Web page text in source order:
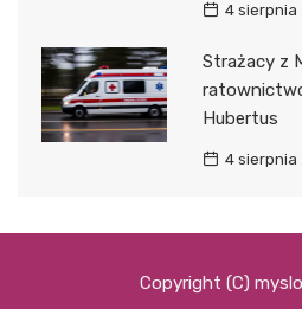
4 sierpnia
Strażacy z
Hubertus
4 sierpnia
Copyright (C)